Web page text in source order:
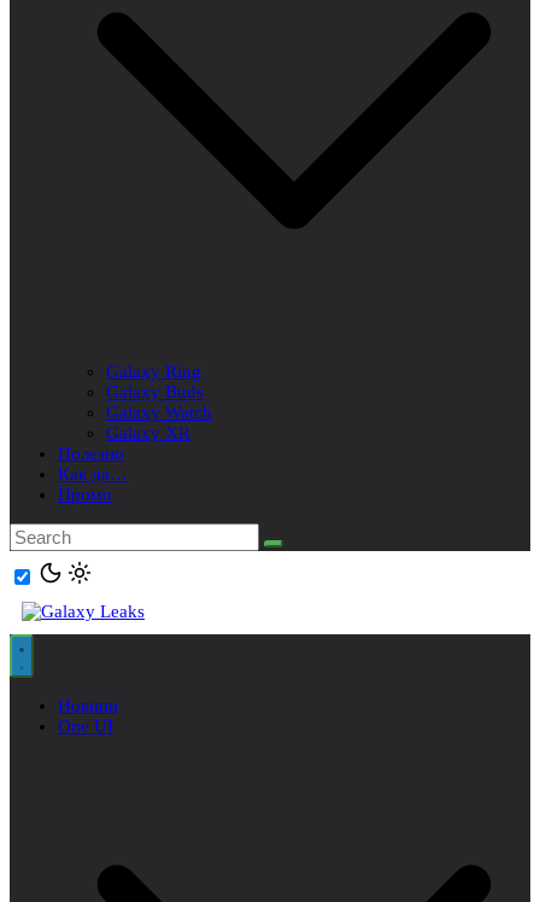
Galaxy Ring
Galaxy Buds
Galaxy Watch
Galaxy XR
Полезно
Как да…
Промо
Новини
One UI